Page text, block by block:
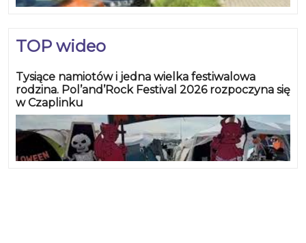
TOP wideo
Tysiące namiotów i jedna wielka festiwalowa
rodzina. Pol’and’Rock Festival 2026 rozpoczyna się
w Czaplinku